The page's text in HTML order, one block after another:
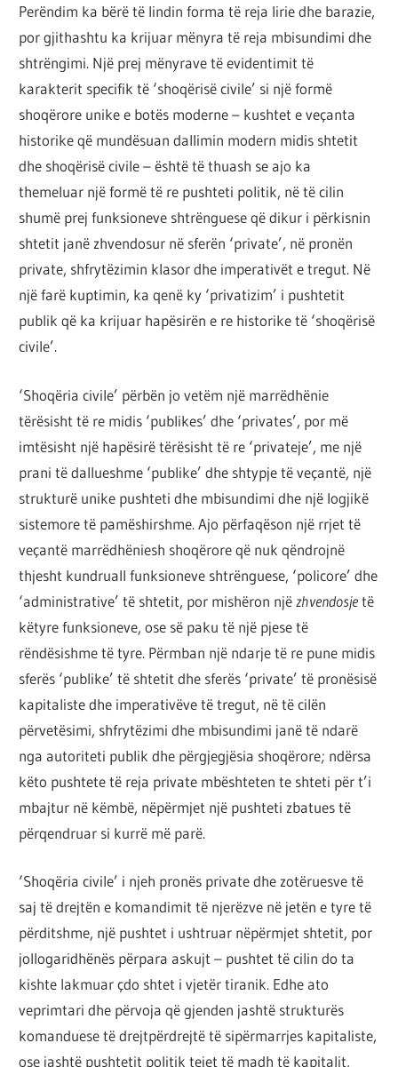
Perëndim ka bërë të lindin forma të reja lirie dhe barazie,
por gjithashtu ka krijuar mënyra të reja mbisundimi dhe
shtrëngimi. Një prej mënyrave të evidentimit të
karakterit specifik të ‘shoqërisë civile’ si një formë
shoqërore unike e botës moderne – kushtet e veçanta
historike që mundësuan dallimin modern midis shtetit
dhe shoqërisë civile – është të thuash se ajo ka
themeluar një formë të re pushteti politik, në të cilin
shumë prej funksioneve shtrënguese që dikur i përkisnin
shtetit janë zhvendosur në sferën ‘private’, në pronën
private, shfrytëzimin klasor dhe imperativët e tregut. Në
një farë kuptimin, ka qenë ky ‘privatizim’ i pushtetit
publik që ka krijuar hapësirën e re historike të ‘shoqërisë
civile’.
‘Shoqëria civile’ përbën jo vetëm një marrëdhënie
tërësisht të re midis ‘publikes’ dhe ‘privates’, por më
imtësisht një hapësirë tërësisht të re ‘privateje’, me një
prani të dallueshme ‘publike’ dhe shtypje të veçantë, një
strukturë unike pushteti dhe mbisundimi dhe një logjikë
sistemore të pamëshirshme. Ajo përfaqëson një rrjet të
veçantë marrëdhëniesh shoqërore që nuk qëndrojnë
thjesht kundruall funksioneve shtrënguese, ‘policore’ dhe
‘administrative’ të shtetit, por mishëron njëzhvendosjetë
këtyre funksioneve, ose së paku të një pjese të
rëndësishme të tyre. Përmban një ndarje të re pune midis
sferës ‘publike’ të shtetit dhe sferës ‘private’ të pronësisë
kapitaliste dhe imperativëve të tregut, në të cilën
përvetësimi, shfrytëzimi dhe mbisundimi janë të ndarë
nga autoriteti publik dhe përgjegjësia shoqërore; ndërsa
këto pushtete të reja private mbështeten te shteti për t’i
mbajtur në këmbë, nëpërmjet një pushteti zbatues të
përqendruar si kurrë më parë.
‘Shoqëria civile’ i njeh pronës private dhe zotëruesve të
saj të drejtën e komandimit të njerëzve në jetën e tyre të
përditshme, një pushtet i ushtruar nëpërmjet shtetit, por
jollogaridhënës përpara askujt – pushtet të cilin do ta
kishte lakmuar çdo shtet i vjetër tiranik. Edhe ato
veprimtari dhe përvoja që gjenden jashtë strukturës
komanduese të drejtpërdrejtë të sipërmarrjes kapitaliste,
ose jashtë pushtetit politik tejet të madh të kapitalit,